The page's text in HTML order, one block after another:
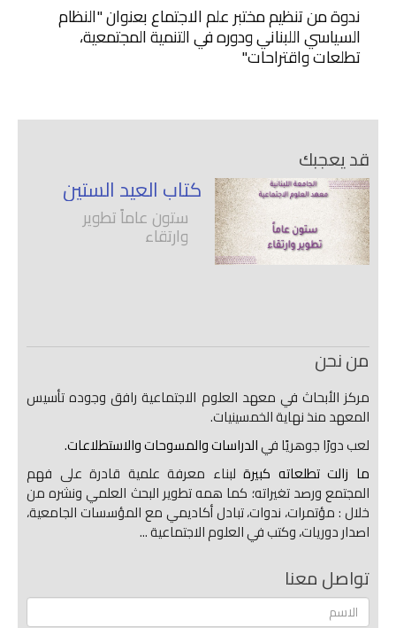
ندوة من تنظيم مختبر علم الاجتماع بعنوان "النظام
السياسي اللبناني ودوره في التنمية المجتمعية،
تطلعات واقتراحات"
قد يعجبك
كتاب العيد الستين
ستون عاماً تطوير
وارتقاء
من نحن
مركز الأبحاث في معهد العلوم الاجتماعية رافق وجوده تأسيس
المعهد منذ نهاية الخمسينيات.
لعب دورًا جوهريًا فيالدراسات والمسوحات والاستطلاعات.
ما زالت تطلعاته كبيرة لبناء معرفة علمية قادرة على فهم
المجتمع ورصد تغيراته؛ كما همه تطوير البحث العلمي ونشره من
خلال : مؤتمرات، ندوات، تبادل أكاديمي مع المؤسسات الجامعية،
اصدار دوريات، وكتب في العلوم الاجتماعية ...
تواصل معنا